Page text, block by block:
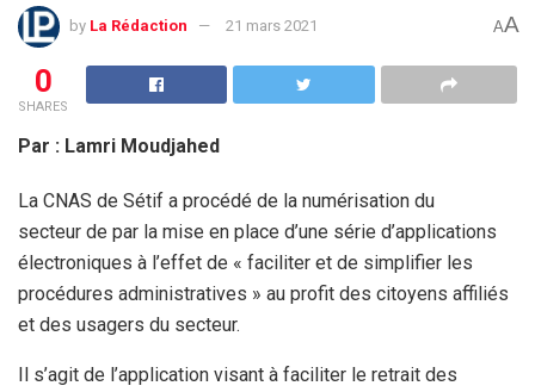
by La Rédaction 21 mars 2021 AA
0
SHARES
Par : Lamri Moudjahed
La CNAS de Sétif a procédé de la numérisation du
secteur de par la mise en place d’une série d’applications
électroniques à l’effet de « faciliter et de simplifier les
procédures administratives » au profit des citoyens affiliés
et des usagers du secteur.
Il s’agit de l’application visant à faciliter le retrait des